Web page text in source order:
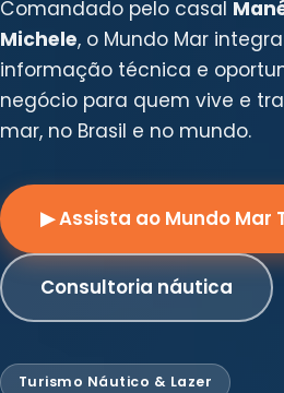
Comandado pelo casal
Michele, o Mundo Mar
informação técnica e
negócio para quem vive e
mar, no Brasil e no mundo.
▶ Assista ao Mundo Mar
Consultoria náutica
Turismo Náutico & Lazer